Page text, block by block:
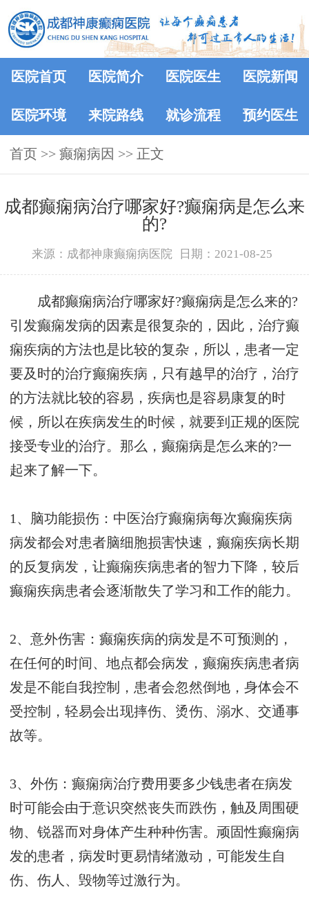
医院首页 医院简介 医院医生 医院新闻
医院环境 来院路线 就诊流程 预约医生
首页 >> 癫痫病因 >> 正文
成都癫痫病治疗哪家好?癫痫病是怎么来
的?
来源：成都神康癫痫病医院 日期：2021-08-25
成都癫痫病治疗哪家好?癫痫病是怎么来的?
引发癫痫发病的因素是很复杂的，因此，治疗癫
痫疾病的方法也是比较的复杂，所以，患者一定
要及时的治疗癫痫疾病，只有越早的治疗，治疗
的方法就比较的容易，疾病也是容易康复的时
候，所以在疾病发生的时候，就要到正规的医院
接受专业的治疗。那么，癫痫病是怎么来的?一
起来了解一下。
1、脑功能损伤：中医治疗癫痫病每次癫痫疾病
病发都会对患者脑细胞损害快速，癫痫疾病长期
的反复病发，让癫痫疾病患者的智力下降，较后
癫痫疾病患者会逐渐散失了学习和工作的能力。
2、意外伤害：癫痫疾病的病发是不可预测的，
在任何的时间、地点都会病发，癫痫疾病患者病
发是不能自我控制，患者会忽然倒地，身体会不
受控制，轻易会出现摔伤、烫伤、溺水、交通事
故等。
3、外伤：癫痫病治疗费用要多少钱患者在病发
时可能会由于意识突然丧失而跌伤，触及周围硬
物、锐器而对身体产生种种伤害。顽固性癫痫病
发的患者，病发时更易情绪激动，可能发生自
伤、伤人、毁物等过激行为。